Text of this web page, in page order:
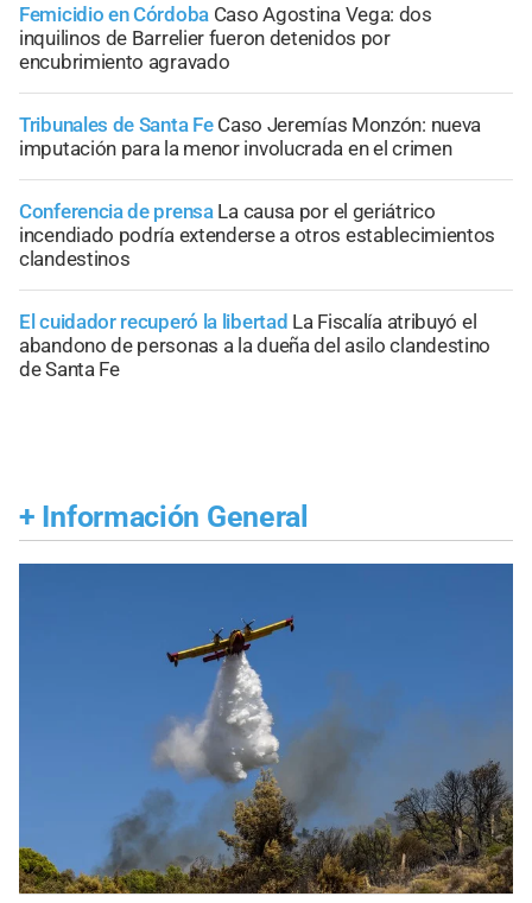
Femicidio en Córdoba Caso Agostina Vega: dos
inquilinos de Barrelier fueron detenidos por
encubrimiento agravado
Tribunales de Santa Fe Caso Jeremías Monzón: nueva
imputación para la menor involucrada en el crimen
Conferencia de prensa La causa por el geriátrico
incendiado podría extenderse a otros establecimientos
clandestinos
El cuidador recuperó la libertad La Fiscalía atribuyó el
abandono de personas a la dueña del asilo clandestino
de Santa Fe
+ Información General